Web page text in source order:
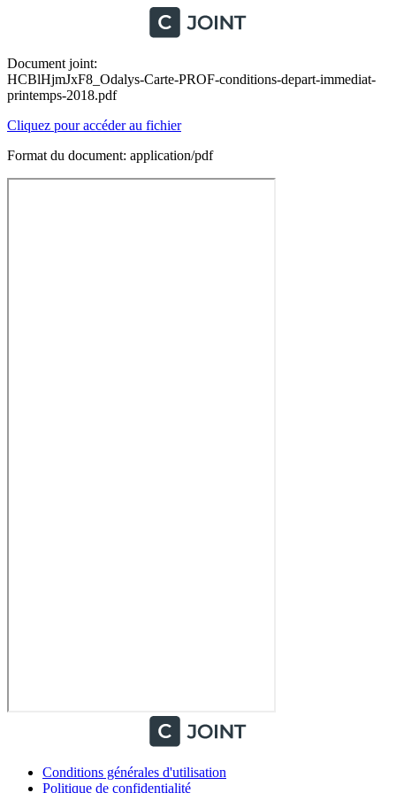
Document joint:
HCBlHjmJxF8_Odalys-Carte-PROF-conditions-depart-immediat-
printemps-2018.pdf
Cliquez pour accéder au fichier
Format du document: application/pdf
Conditions générales d'utilisation
Politique de confidentialité